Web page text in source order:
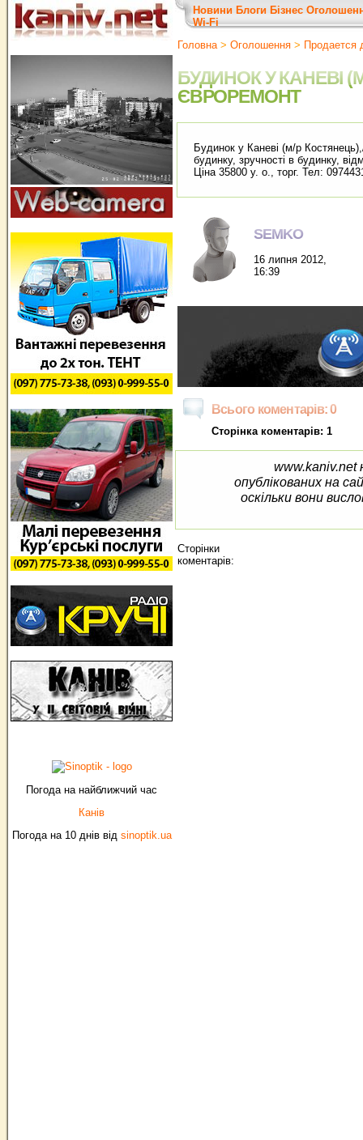
Погода на найближчий час
Канів
Погода на 10 днів від sinoptik.ua
Новини Блоги Бізнес
Wi-Fi
Головна> Оголошення > Продается
БУДИНОК У КАНЕВІ
ЄВРОРЕМОНТ
Будинок у Каневі (м/р
будинку, зручності в будинку,
Ціна 35800 у. о., торг. Тел:
SEMKO
16 липня 2012,
16:39
Всього коментарів: 0
Сторінка коментарів: 1
www.kaniv.net
опублікованих на
оскільки вони
Сторінки
коментарів: